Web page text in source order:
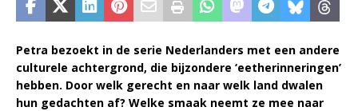
Petra bezoekt in de serie Nederlanders met een andere
culturele achtergrond, die bijzondere ‘eetherinneringen’
hebben. Door welk gerecht en naar welk land dwalen
hun gedachten af? Welke smaak neemt ze mee naar